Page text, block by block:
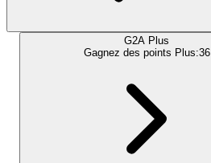
G2A Plus
Gagnez des points Plus:36